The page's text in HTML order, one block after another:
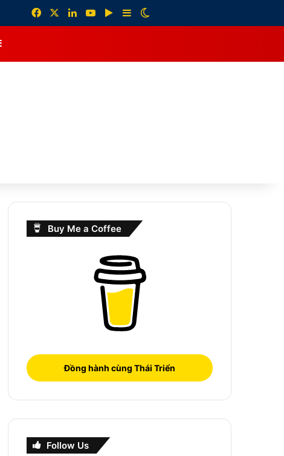
FacebookLinkedInYouTubeGoogle Play
Sidebar
Sidebar
Buy Me a Coffee
Đồng hành cùng Thái Triển
Follow Us